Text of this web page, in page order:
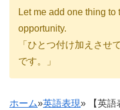
Let me add one thing to
opportunity.
「ひとつ付け加えさせ
です。」
ホーム»英語表現» 【英